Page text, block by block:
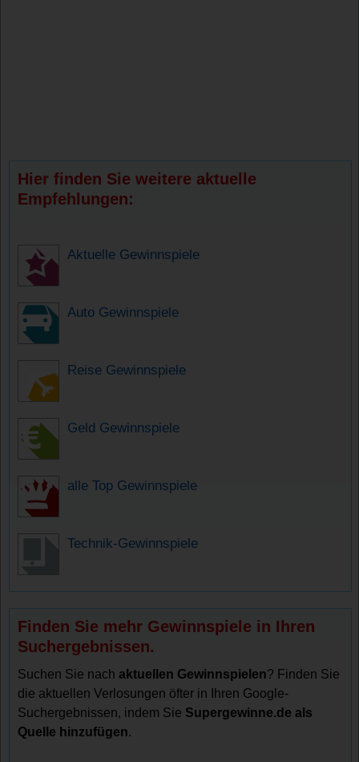
Hier finden Sie weitere aktuelle
Empfehlungen:
Aktuelle Gewinnspiele
Auto Gewinnspiele
Reise Gewinnspiele
Geld Gewinnspiele
alle Top Gewinnspiele
Technik-Gewinnspiele
Finden Sie mehr Gewinnspiele in Ihren
Suchergebnissen.
Suchen Sie nachaktuellen Gewinnspielen? Finden Sie
die aktuellen Verlosungen öfter in Ihren Google-
Suchergebnissen, indem Sie Supergewinne.de als
Quelle hinzufügen.